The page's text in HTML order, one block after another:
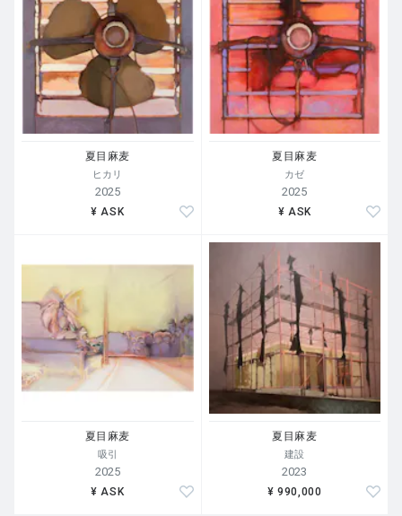
〒104-0031 東京都中央区京橋3-3-10 第1下村ビル1F
3-3-10,Kyobashi,Chuoh-ku,Tokyo,104-0031
TEL 81-(0)3-3281-7808
E-mail gtsubaki@yb3.so-net.ne.jp
夏目麻麦
ヒカリ
2025
¥ ASK
夏目麻麦
カゼ
2025
¥ ASK
夏目麻麦
吸引
2025
¥ ASK
夏目麻麦
建設
2023
¥ 990,000